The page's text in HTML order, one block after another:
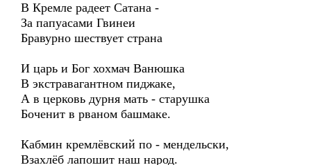
В Кремле радеет Сатана -
За папуасами Гвинеи
Бравурно шествует страна
И царь и Бог хохмач Ванюшка
В экстравагантном пиджаке,
А в церковь дурня мать - старушка
Боченит в рваном башмаке.
Кабмин кремлёвский по - мендельски,
Взахлёб лапошит наш народ.